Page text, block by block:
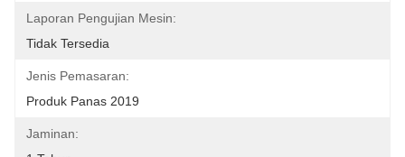
Laporan Pengujian Mesin:
Tidak Tersedia
Jenis Pemasaran:
Produk Panas 2019
Jaminan: